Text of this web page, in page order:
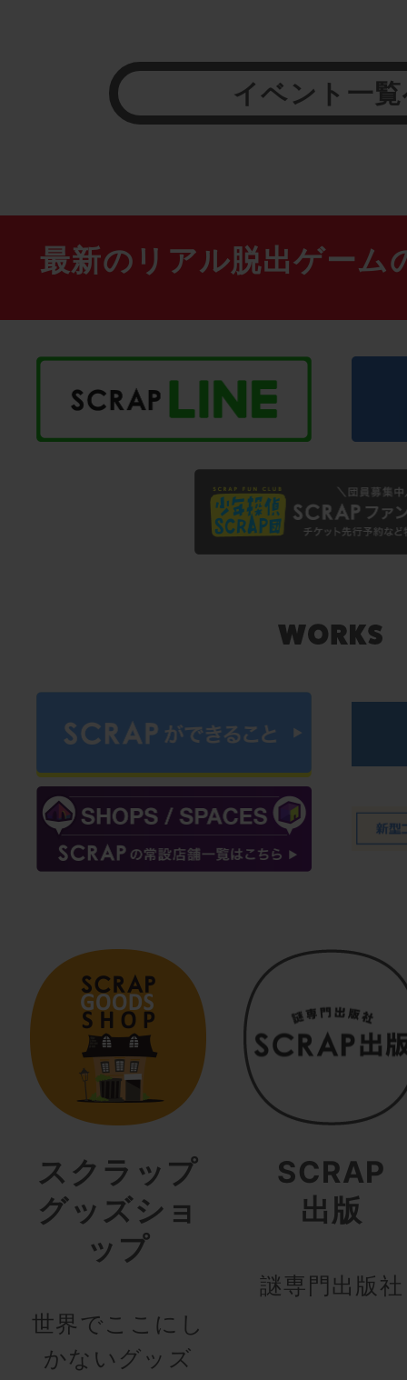
イベント一
最新のリアル脱出ゲーム
スクラップ
グッズショ
ップ
世界でここにし
かないグッズ
SCRAP
出版
謎専門出版社